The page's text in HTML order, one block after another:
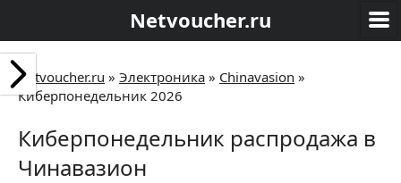
Netvoucher.ru
Netvoucher.ru » Электроника » Chinavasion »
Киберпонедельник 2026
Киберпонедельник распродажа в
Чинавазион